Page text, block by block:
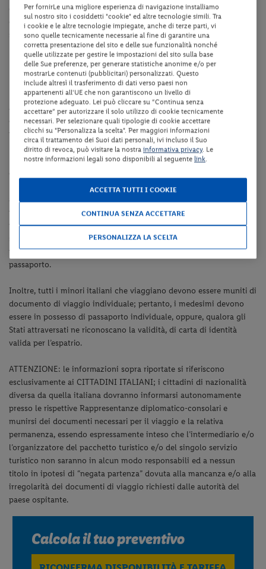
consente un accesso immediato al mare.La spiaggia è attrezzata
con lettini, ombrelloni e materassini (a pagamento) ed è
sorvegliata da bagnino. È inoltre accessibile ai cani e dotata di
lungomare, ideale per passeggiate rilassanti.
Documenti di viaggio e visti
È esclusivo dei turisti, prima di effettuare una vacanza in Italia o
all’estero, di verificare la validità e la validità residua dei propri
documenti, nonché dei visti e di tutti i certificati eventualmente
richiesti.
Nota bene:il passaporto con validità residua di almeno 6 mesi
le trasferte oltre confine. Nel caso in cui il Paese di destinazione
accetti come documento la carta d'identità, ricordiamo che a
partire dal 3 agosto 2026, la carta di identità cartacea non sarà più
valida; il documento cartaceo non potrà più essere utilizzato né
sul territorio nazionale né ai fini dell’espatrio. Tutti i cittadini
italiani dovranno essere muniti di carta di identità elettronica o di
passaporto.
Inoltre, tutti i minori italiani che viaggiano devono essere muniti di
documento di viaggio individuale; pertanto, i medesimi devono
essere in possesso di passaporto individuale, oppure, qualora gli
Stati attraversati ne riconoscano la validità, di carta di identità
valida per l’espatrio.
ATTENZIONE: le informazioni sopra riportate si riferiscono
esclusivamente ai CITTADINI ITALIANI; i cittadini di nazionalità
diversa da quella italiana dovranno informarsi autonomamente
presso le rispettive Rappresentanze diplomatico-consolari e
munirsi dei documenti necessari per il viaggio e la relativa
permanenza, essendo espressamente inteso che l’intermediario e/o
l’organizzatore del pacchetto turistico e/o del singolo servizio
turistico non saranno in alcun modo responsabili ed a nessun
titolo in ipotesi di “negata partenza” dovuta alla mancanza e/o alla
irregolarità dei documenti di viaggio richiesti dalle autorità del
paese ospitante.
Calcola il tuo preventivo
Per fornirLe una migliore esperienza di navigazione installiamo
sul nostro sito i cosiddetti "cookie" ed altre tecnologie simili. Tra
i cookie e le altre tecnologie impiegate, anche di terze parti, vi
sono quelle tecnicamente necessarie al fine di garantire una
corretta presentazione del sito e delle sue funzionalità nonché
quelle utilizzate per gestire le impostazioni del sito sulla base
delle Sue preferenze, per generare statistiche anonime e/o per
mostrarLe contenuti (pubblicitari) personalizzati. Questo
include altresì il trasferimento di dati verso paesi non
appartenenti all'UE che non garantiscono un livello di
protezione adeguato. Lei può cliccare su “Continua senza
accettare” per autorizzare il solo utilizzo di cookie tecnicamente
necessari. Per selezionare quali tipologie di cookie accettare
clicchi su "Personalizza la scelta". Per maggiori informazioni
circa il trattamento dei Suoi dati personali, ivi incluso il Suo
diritto di revoca, può visitare la nostra informativa privacy. Le
nostre informazioni legali sono disponibili al seguente link.
ACCETTA TUTTI I COOKIE
CONTINUA SENZA ACCETTARE
PERSONALIZZA LA SCELTA